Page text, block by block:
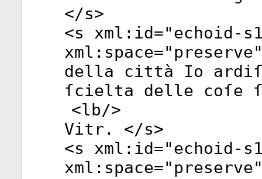
</s>
<s xml:id="echoid-
xml:space="preserve
della città Io
ſcielta delle coſe
<lb/>
Vitr. </s>
<s xml:id="echoid-
xml:space="preserve